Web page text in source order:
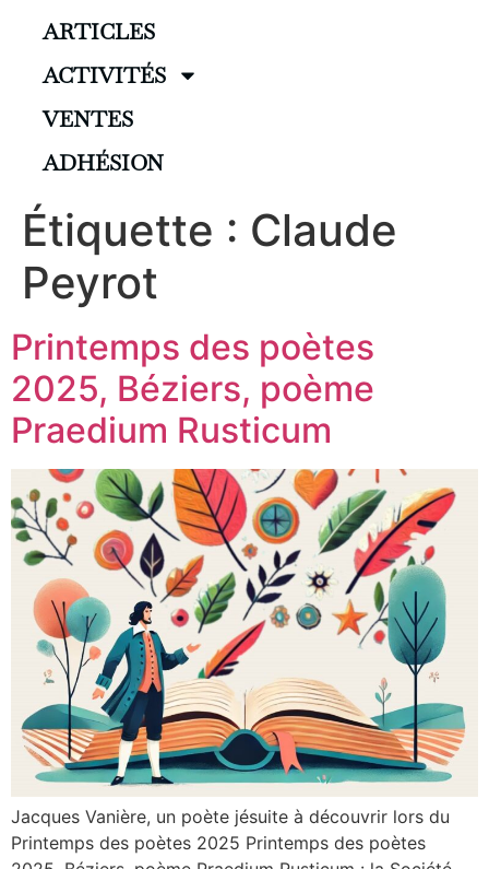
ARTICLES
ACTIVITÉS
VENTES
ADHÉSION
Étiquette : Claude
Peyrot
Printemps des poètes
2025, Béziers, poème
Praedium Rusticum
Jacques Vanière, un poète jésuite à découvrir lors du
Printemps des poètes 2025 Printemps des poètes